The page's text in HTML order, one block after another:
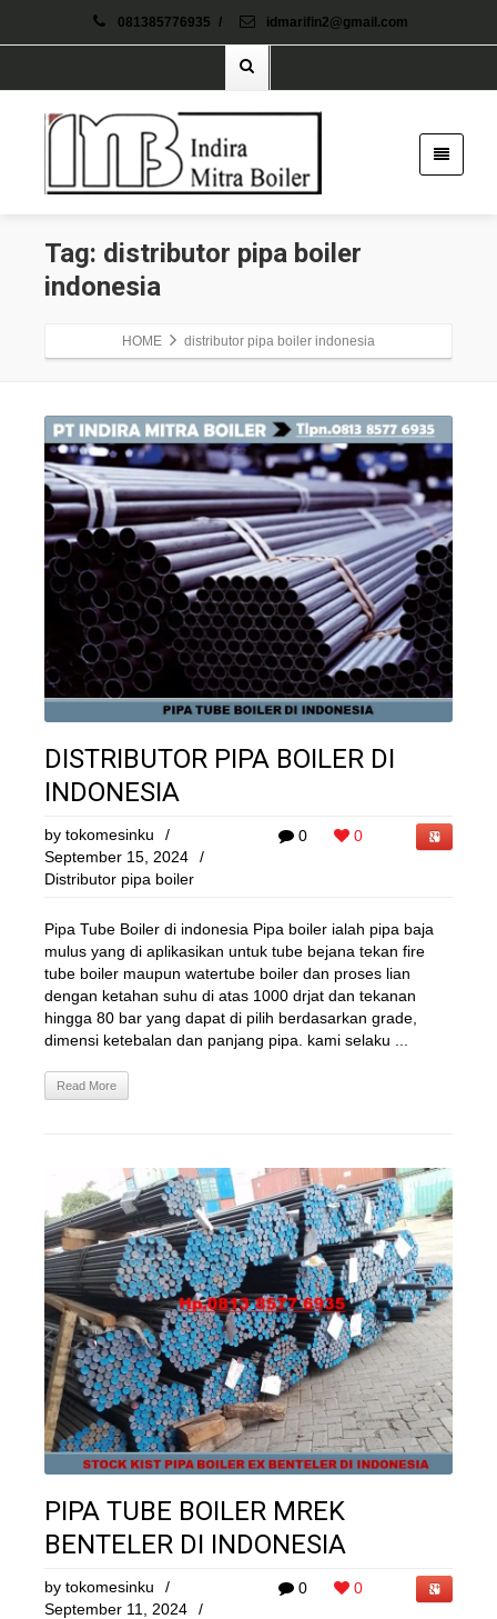
081385776935 / idmarifin2@gmail.com
Tag: distributor pipa boiler
indonesia
HOME distributor pipa boiler indonesia
DISTRIBUTOR PIPA BOILER DI
INDONESIA
0 0
by tokomesinku
/
September 15, 2024
/
Distributor pipa boiler
Pipa Tube Boiler di indonesia Pipa boiler ialah pipa baja
mulus yang di aplikasikan untuk tube bejana tekan fire
tube boiler maupun watertube boiler dan proses lian
dengan ketahan suhu di atas 1000 drjat dan tekanan
hingga 80 bar yang dapat di pilih berdasarkan grade,
dimensi ketebalan dan panjang pipa. kami selaku ...
Read More
PIPA TUBE BOILER MREK
BENTELER DI INDONESIA
0 0
by tokomesinku
/
September 11, 2024
/